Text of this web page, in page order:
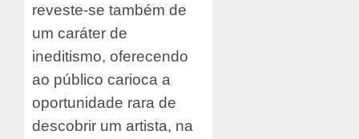
reveste-se também de
um caráter de
ineditismo, oferecendo
ao público carioca a
oportunidade rara de
descobrir um artista, na